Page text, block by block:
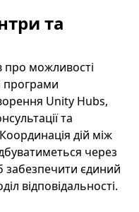
та
про можливості
програми
Unity Hubs,
та
дій між
через
забезпечити єдиний
відповідальності.